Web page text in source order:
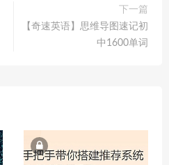
下一篇
【奇速英语】思维导图速记初
中1600单词